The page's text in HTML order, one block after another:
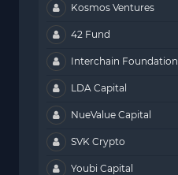
Kosmos Ventures
42 Fund
Interchain Foundation
LDA Capital
NueValue Capital
SVK Crypto
Youbi Capital